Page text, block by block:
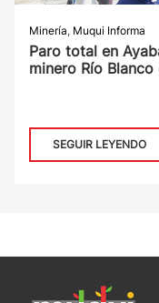
Minería, Muqui Informa
Paro total en
minero Río
SEGUIR LEYENDO